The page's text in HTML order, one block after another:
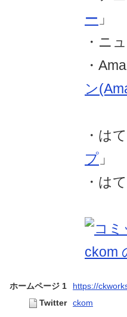
ー 」
・ニ
・
ン
・は
プ 」
・は
ホームページ 1
https://
Twitter
ckom